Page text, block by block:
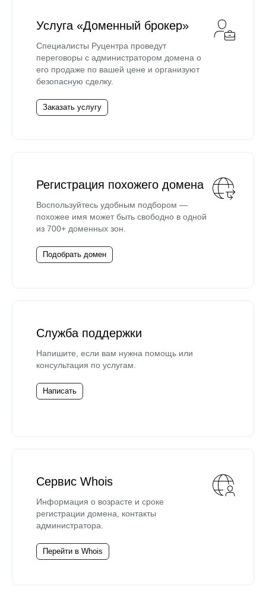
Услуга «Доменный брокер»
Специалисты Руцентра проведут
переговоры с администратором домена о
его продаже по вашей цене и организуют
безопасную сделку.
Заказать услугу
Регистрация похожего домена
Воспользуйтесь удобным подбором —
похожее имя может быть свободно в одной
из 700+ доменных зон.
Подобрать домен
Служба поддержки
Напишите, если вам нужна помощь или
консультация по услугам.
Написать
Сервис Whois
Информация о возрасте и сроке
регистрации домена, контакты
администратора.
Перейти в Whois